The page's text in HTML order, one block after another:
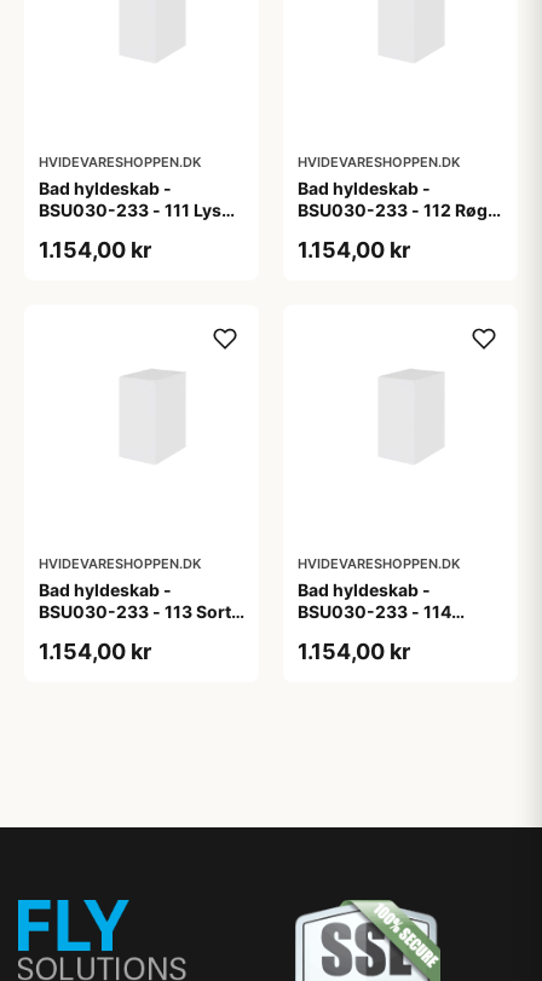
HVIDEVARESHOPPEN.DK
Bad hyldeskab -
BSU030-233 - 111 Lys
1.154,00 kr
HVIDEVARESHOPPEN.DK
Bad hyldeskab -
BSU030-233 - 112 Røget
1.154,00 kr
HVIDEVARESHOPPEN.DK
Bad hyldeskab -
BSU030-233 - 113 Sort
1.154,00 kr
HVIDEVARESHOPPEN.DK
Bad hyldeskab -
BSU030-233 - 114
m/eg ABS-kant
1.154,00 kr